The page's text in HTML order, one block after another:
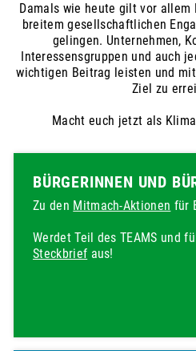
Damals wie heute gilt vor allem
breitem gesellschaftlichen
gelingen. Unternehmen,
Interessensgruppen und auch
wichtigen Beitrag leisten und
Ziel zu
Macht euch jetzt als
BÜRGERINNEN UND
Zu den Mitmach-Aktionen für
Werdet Teil des TEAMS und
Steckbrief aus!